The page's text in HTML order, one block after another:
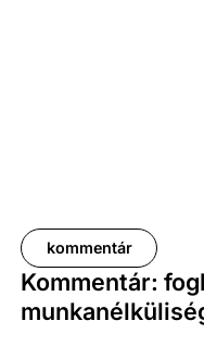
kommentár
Kommentár: